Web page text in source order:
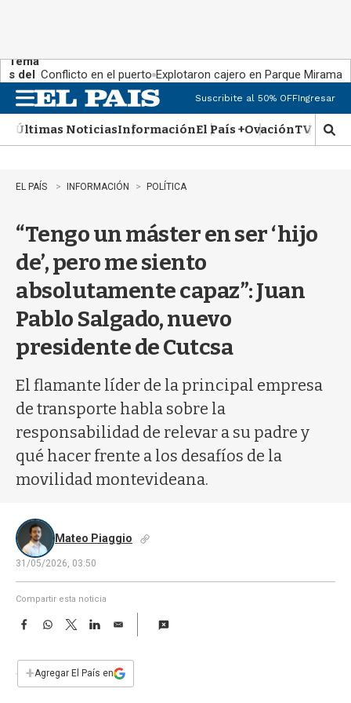
Tema
s del
día:
Conflicto en el puerto Explotaron cajero en Parque Miramar
n
u
Suscribite al 50% OFFIngresar
Últimas NoticiasInformaciónEl País +OvaciónTV Show
M
o
EL PAÍS INFORMACIÓN POLÍTICA
“Tengo un máster en ser ‘hijo
de’, pero me siento
absolutamente capaz”: Juan
Pablo Salgado, nuevo
presidente de Cutcsa
El flamante líder de la principal empresa
de transporte habla sobre la
responsabilidad de relevar a su padre y
qué hacer frente a los desafíos de la
movilidad montevideana.
Mateo Piaggio
31/05/2026, 03:50
Compartir esta noticia
F
e
b
W
s
T
w
t
L
E
i
l
+Agregar El País en